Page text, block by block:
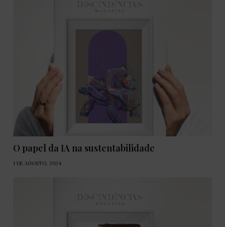
O papel da IA na sustentabilidade
1 DE AGOSTO, 2024